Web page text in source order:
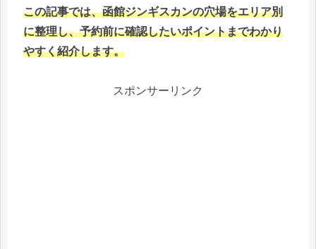
この記事では、函館ジンギスカンの穴場をエリア別
に整理し、予約前に確認したいポイントまでわかり
やすく紹介します。
スポンサーリンク